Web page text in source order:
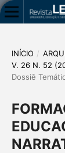
INÍCIO /
V. 26 N. 52
Dossiê